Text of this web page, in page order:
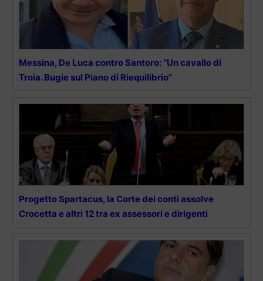
Messina, De Luca contro Santoro: “Un cavallo di
Troia. Bugie sul Piano di Riequilibrio”
Progetto Spartacus, la Corte dei conti assolve
Crocetta e altri 12 tra ex assessori e dirigenti